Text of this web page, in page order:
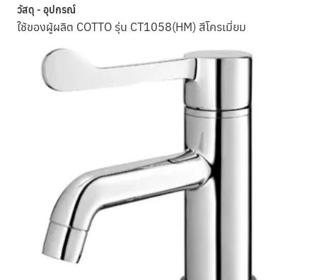
วัสดุ - อุปกรณ์
ใช้ของผู้ผลิต COTTO รุ่น CT1058(HM) สีโครเมี่ยม